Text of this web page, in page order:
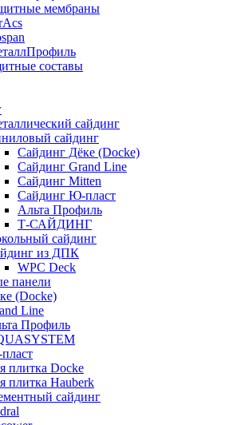
мембраны
составы
сайдинг
сайдинг
Сайдинг Дёке (Docke)
Сайдинг Grand Line
Сайдинг Mitten
Сайдинг Ю-пласт
Альта Профиль
Т-САЙДИНГ
сайдинг
из ДПК
WPC Deck
панели
(Docke)
Line
Профиль
плитка Docke
плитка Hauberk
сайдинг